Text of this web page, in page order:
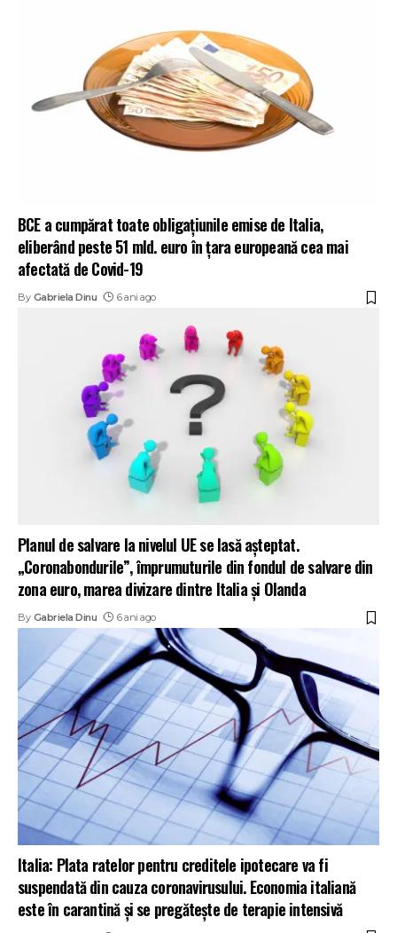
BCE a cumpărat toate obligaţiunile emise de Italia,
eliberând peste 51 mld. euro în țara europeană cea mai
afectată de Covid-19
By Gabriela Dinu 6 ani ago
Planul de salvare la nivelul UE se lasă așteptat.
„Coronabondurile”, împrumuturile din fondul de salvare din
zona euro, marea divizare dintre Italia și Olanda
By Gabriela Dinu 6 ani ago
Italia: Plata ratelor pentru creditele ipotecare va fi
suspendată din cauza coronavirusului. Economia italiană
este în carantină și se pregătește de terapie intensivă